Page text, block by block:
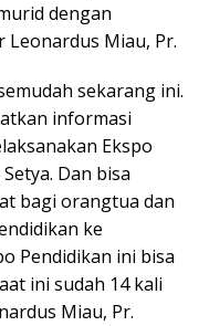
dengan
Miau, Pr.
sekarang ini.
informasi
Ekspo
Dan bisa
bagi orangtua dan
ke
Pendidikan ini bisa
ini sudah 14 kali
Miau, Pr.